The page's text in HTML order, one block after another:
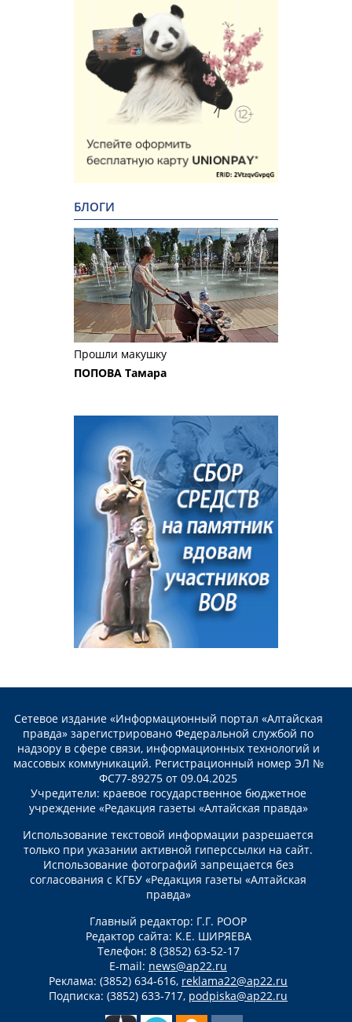
БЛОГИ
Прошли макушку
ПОПОВА Тамара
Сетевое издание «Информационный портал «Алтайская
правда» зарегистрировано Федеральной службой по
надзору в сфере связи, информационных технологий и
массовых коммуникаций. Регистрационный номер ЭЛ №
ФС77-89275 от 09.04.2025
Учредители: краевое государственное бюджетное
учреждение «Редакция газеты «Алтайская правда»
Использование текстовой информации разрешается
только при указании активной гиперссылки на сайт.
Использование фотографий запрещается без
согласования с КГБУ «Редакция газеты «Алтайская
правда»
Главный редактор: Г.Г. РООР
Редактор сайта: К.Е. ШИРЯЕВА
Телефон: 8 (3852) 63-52-17
E-mail: news@ap22.ru
Реклама: (3852) 634-616, reklama22@ap22.ru
Подписка: (3852) 633-717, podpiska@ap22.ru